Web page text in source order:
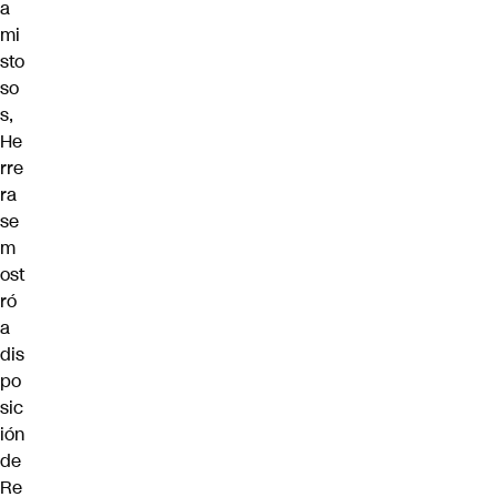
a
mi
sto
so
s,
He
rre
ra
se
m
ost
ró
a
dis
po
sic
ión
de
Re